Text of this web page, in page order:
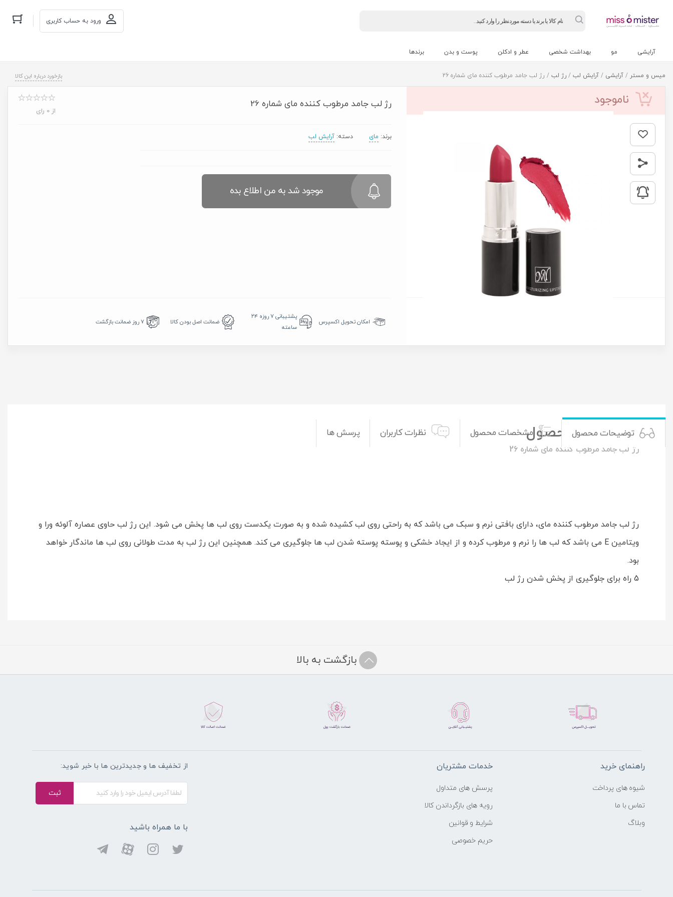
Products
search ورود به حساب کاربری
آرایشی مو بهداشت شخصی عطر و ادکلن پوست و بدن برندها
بازخورد درباره این کالا میس و مستر / آرایشی / آرایش لب / رژ لب / رژ لب جامد مرطوب کننده مای شماره 26
رژ لب جامد مرطوب کننده مای شماره 26
از 0 رای
برند: مای دسته: آرایش لب
موجود شد به من اطلاع بده
امکان تحویل اکسپرس
پشتیبانی ۷ روزه ۲۴
ساعته
ضمانت اصل بودن کالا 7 روز ضمانت بازگشت
ناموجود
توضیحات محصول مشخصات محصول نظرات کاربران پرسش ها توضیحات محصول
رژ لب جامد مرطوب کننده مای شماره 26
رژ لب جامد مرطوب کننده مای، دارای بافتی نرم و سبک می باشد که به راحتی روی لب کشیده شده و به صورت یکدست روی لب ها پخش می شود. این رژ لب حاوی عصاره آلوئه ورا و
ویتامین E می باشد که لب ها را نرم و مرطوب کرده و از ایجاد خشکی و پوسته پوسته شدن لب ها جلوگیری می کند. همچنین این رژ لب به مدت طولانی روی لب ها ماندگار خواهد
بود.
5 راه برای جلوگیری از پخش شدن رژ لب
بازگشت به بالا
راهنمای خرید
شیوه های پرداخت
تماس با ما
وبلاگ
خدمات مشتریان
پرسش های متداول
رویه های بازگرداندن کالا
شرایط و قوانین
حریم خصوصی
از تخفیف ها و جدیدترین ها با خبر شوید:
ثبت
با ما همراه باشید